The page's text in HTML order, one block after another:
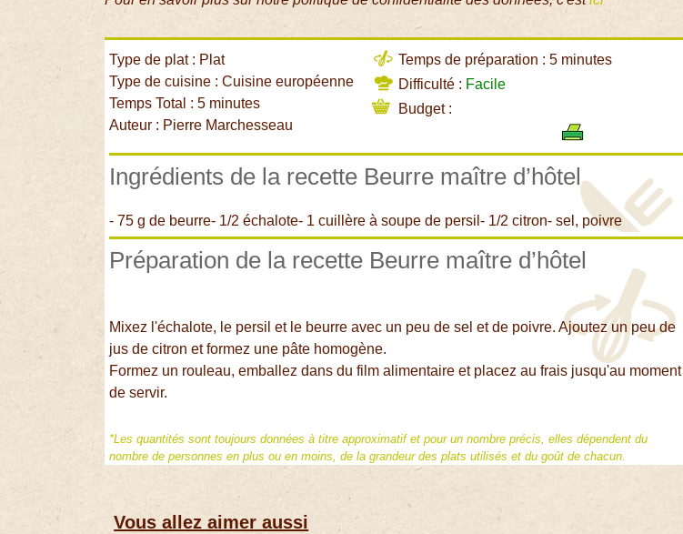
Type de plat : Plat
Type de cuisine : Cuisine européenne
Temps Total : 5 minutes
Auteur : Pierre Marchesseau
Temps de préparation : 5 minutes
Difficulté : Facile
Budget :
Ingrédients de la recette Beurre maître d’hôtel
- 75 g de beurre- 1/2 échalote- 1 cuillère à soupe de persil- 1/2 citron- sel, poivre
Préparation de la recette Beurre maître d’hôtel
Mixez l'échalote, le persil et le beurre avec un peu de sel et de poivre. Ajoutez un peu de
jus de citron et formez une pâte homogène.
Formez un rouleau, emballez dans du film alimentaire et placez au frais jusqu'au moment
de servir.
*Les quantités sont toujours données à titre approximatif et pour un nombre précis, elles dépendent du
nombre de personnes en plus ou en moins, de la grandeur des plats utilisés et du goût de chacun.
Vous allez aimer aussi